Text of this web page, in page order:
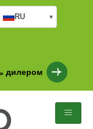
дилером
RU ▾